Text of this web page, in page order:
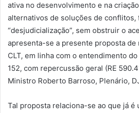
ativa no desenvolvimento e na
alternativos de soluções de conflitos,
“desjudicialização”, sem obstruir o
apresenta-se a presente proposta de
CLT, em linha com o entendimento do
152, com repercussão geral (RE
Ministro Roberto Barroso, Plenário,
Tal proposta relaciona-se ao que já é